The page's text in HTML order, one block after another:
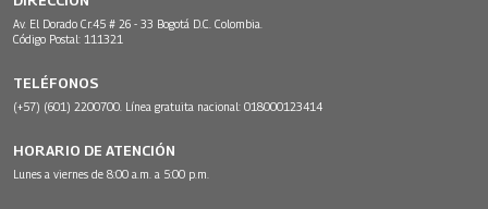
Av. El Dorado Cr.45 # 26 - 33 Bogotá D.C. Colombia.
Código Postal: 111321
TELÉFONOS
(+57) (601) 2200700. Línea gratuita nacional: 018000123414
HORARIO DE ATENCIÓN
Lunes a viernes de 8:00 a.m. a 5:00 p.m.